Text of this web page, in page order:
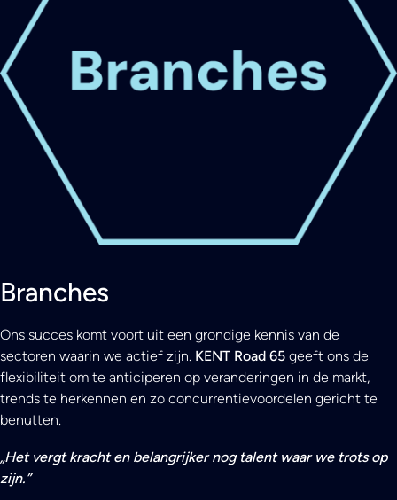
Branches
Ons succes komt voort uit een grondige kennis van de
sectoren waarin we actief zijn. KENT Road 65 geeft ons de
flexibiliteit om te anticiperen op veranderingen in de markt,
trends te herkennen en zo concurrentievoordelen gericht te
benutten.
„Het vergt kracht en belangrijker nog talent waar we trots op
zijn.”